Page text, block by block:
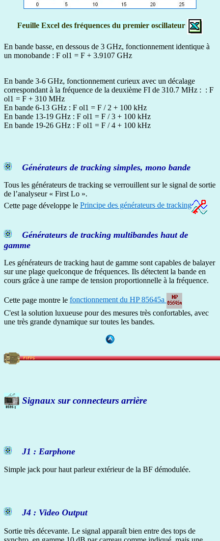
Feuille Excel des fréquences du premier oscillateur
En bande basse, en dessous de 3 GHz, fonctionnement identique à
un monobande : F ol1 = F + 3.9107 GHz
En bande 3-6 GHz, fonctionnement curieux avec un décalage
correspondant à la fréquence de la deuxième FI de 310.7 MHz : : F
ol1 = F + 310 MHz
En bande 6-13 GHz : F ol1 = F / 2 + 100 kHz
En bande 13-19 GHz : F ol1 = F / 3 + 100 kHz
En bande 19-26 GHz : F ol1 = F / 4 + 100 kHz
Générateurs de tracking simples, mono bande
Tous les générateurs de tracking se verrouillent sur le signal de sortie
de l’analyseur « First Lo ».
Cette page développe le Principe des générateurs de tracking
Générateurs de tracking multibandes haut de
gamme
Les générateurs de tracking haut de gamme sont capables de balayer
sur une plage quelconque de fréquences. Ils détectent la bande en
cours grâce à une rampe de tension proportionnelle à la fréquence.
Cette page montre le fonctionnement du HP 85645a
C'est la solution luxueuse pour des mesures très confortables, avec
une très grande dynamique sur toutes les bandes.
Signaux sur connecteurs arrière
J1 : Earphone
Simple jack pour haut parleur extérieur de la BF démodulée.
J4 : Video Output
Sortie très décevante. Le signal apparaît bien entre des tops de